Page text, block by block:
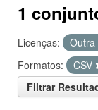
1
Licenças: Outra
Formatos:
CSV
Filtrar